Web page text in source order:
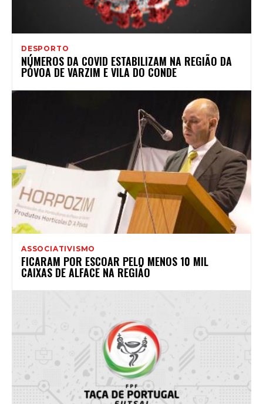
DESPORTO
NÚMEROS DA COVID ESTABILIZAM NA REGIÃO DA
PÓVOA DE VARZIM E VILA DO CONDE
ASSOCIATIVISMO
FICARAM POR ESCOAR PELO MENOS 10 MIL
CAIXAS DE ALFACE NA REGIÃO